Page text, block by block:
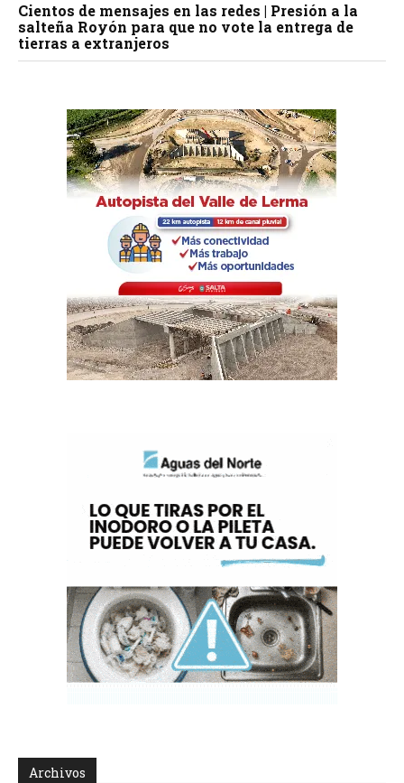
Cientos de mensajes en las redes | Presión a la
salteña Royón para que no vote la entrega de
tierras a extranjeros
Archivos